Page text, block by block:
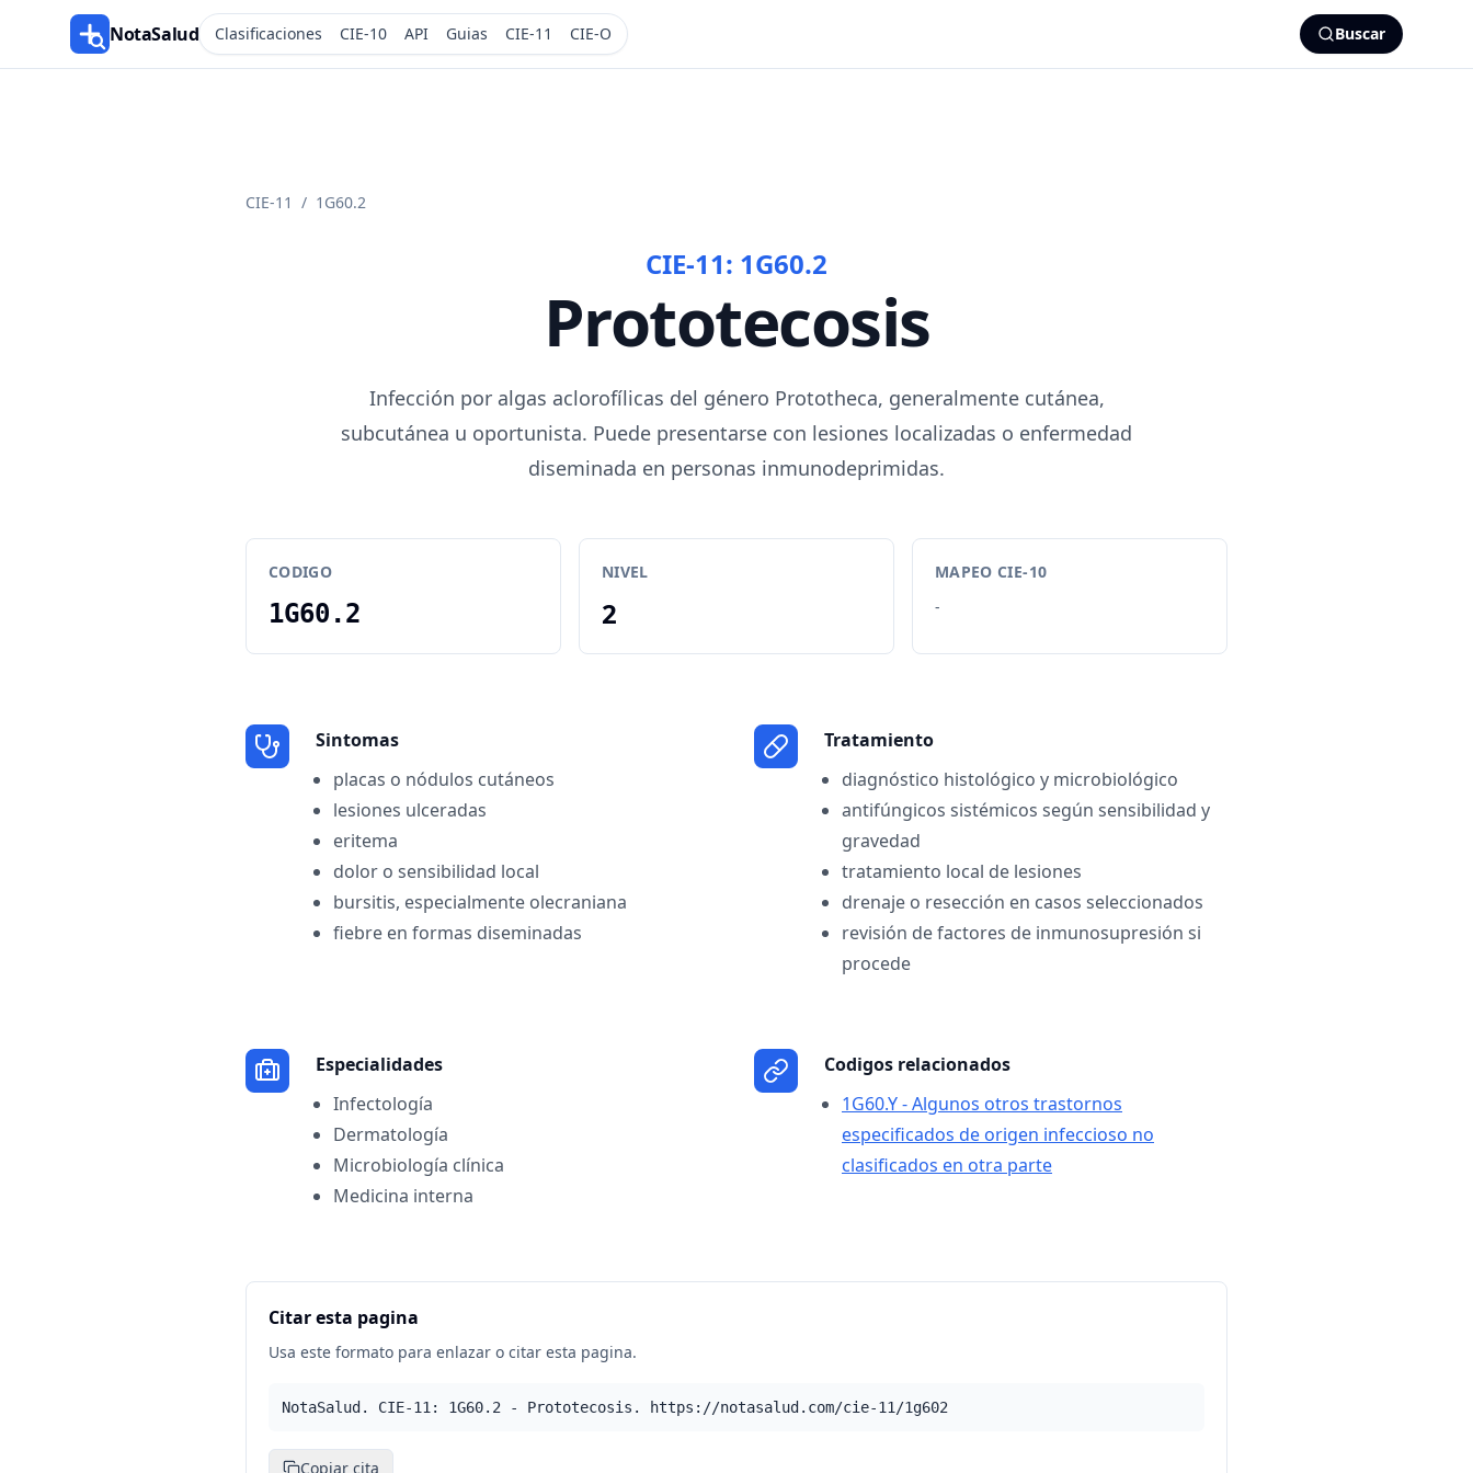
NotaSalud Clasificaciones CIE-10 API Guias CIE-11 CIE-O Buscar
CIE-11 / 1G60.2
CIE-11: 1G60.2
Prototecosis
Infección por algas aclorofílicas del género Prototheca, generalmente cutánea,
subcutánea u oportunista. Puede presentarse con lesiones localizadas o enfermedad
diseminada en personas inmunodeprimidas.
CODIGO
1G60.2
NIVEL
2
MAPEO CIE-10
-
Sintomas
placas o nódulos cutáneos
lesiones ulceradas
eritema
dolor o sensibilidad local
bursitis, especialmente olecraniana
fiebre en formas diseminadas
Tratamiento
diagnóstico histológico y microbiológico
antifúngicos sistémicos según sensibilidad y
gravedad
tratamiento local de lesiones
drenaje o resección en casos seleccionados
revisión de factores de inmunosupresión si
procede
Especialidades
Infectología
Dermatología
Microbiología clínica
Medicina interna
Codigos relacionados
1G60.Y - Algunos otros trastornos
especificados de origen infeccioso no
clasificados en otra parte
Citar esta pagina
Usa este formato para enlazar o citar esta pagina.
NotaSalud. CIE-11: 1G60.2 - Prototecosis. https://notasalud.com/cie-11/1g602
Copiar cita